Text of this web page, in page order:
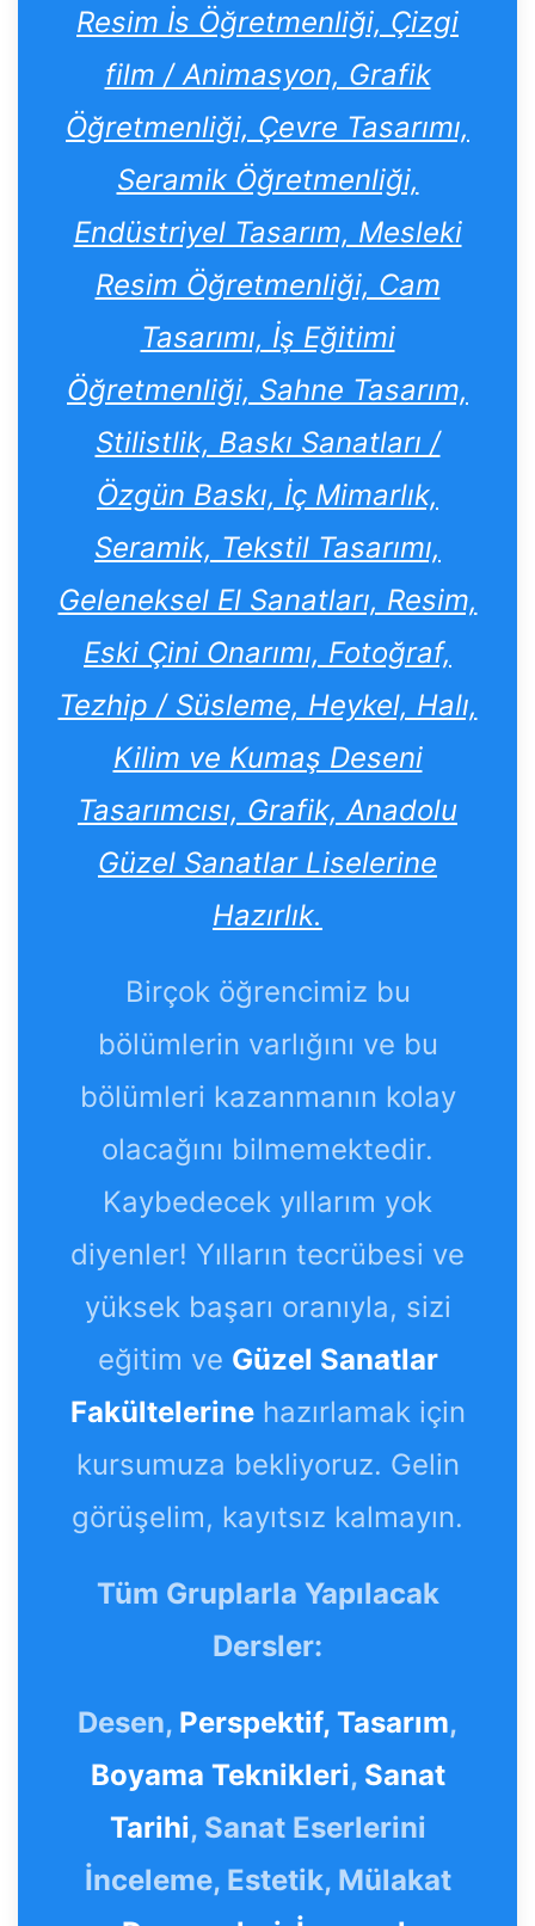
Resim İs Öğretmenliği, Çizgi
film / Animasyon, Grafik
Öğretmenliği, Çevre Tasarımı,
Seramik Öğretmenliği,
Endüstriyel Tasarım, Mesleki
Resim Öğretmenliği, Cam
Tasarımı, İş Eğitimi
Öğretmenliği, Sahne Tasarım,
Stilistlik, Baskı Sanatları /
Özgün Baskı, İç Mimarlık,
Seramik, Tekstil Tasarımı,
Geleneksel El Sanatları, Resim,
Eski Çini Onarımı, Fotoğraf,
Tezhip / Süsleme, Heykel, Halı,
Kilim ve Kumaş Deseni
Tasarımcısı, Grafik, Anadolu
Güzel Sanatlar Liselerine
Hazırlık.
Birçok öğrencimiz bu
bölümlerin varlığını ve bu
bölümleri kazanmanın kolay
olacağını bilmemektedir.
Kaybedecek yıllarım yok
diyenler! Yılların tecrübesi ve
yüksek başarı oranıyla, sizi
eğitim ve Güzel Sanatlar
Fakültelerinehazırlamak için
kursumuza bekliyoruz. Gelin
görüşelim, kayıtsız kalmayın.
Tüm Gruplarla Yapılacak
Dersler:
Desen, Perspektif, Tasarım,
Boyama Teknikleri, Sanat
Tarihi, Sanat Eserlerini
İnceleme, Estetik, Mülakat